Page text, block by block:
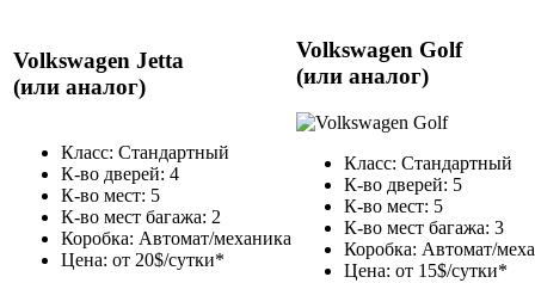
Volkswagen Jetta
(или аналог)
Класс: Стандартный
К-во дверей: 4
К-во мест: 5
К-во мест багажа: 2
Коробка: Автомат/механика
Цена: от 20$/сутки*
Volkswagen Golf
(или аналог)
Класс: Стандартный
К-во дверей: 5
К-во мест: 5
К-во мест багажа: 3
Коробка: Автомат/
Цена: от 15$/сутки*